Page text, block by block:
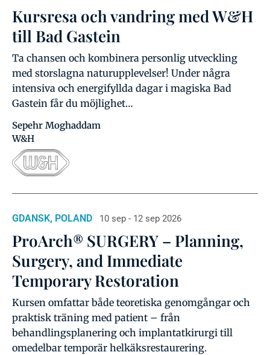
Kursresa och vandring med W&H
till Bad Gastein
Ta chansen och kombinera personlig utveckling
med storslagna naturupplevelser! Under några
intensiva och energifyllda dagar i magiska Bad
Gastein får du möjlighet…
Sepehr Moghaddam
W&H
GDANSK, POLAND 10 sep - 12 sep 2026
ProArch® SURGERY – Planning,
Surgery, and Immediate
Temporary Restoration
Kursen omfattar både teoretiska genomgångar och
praktisk träning med patient – från
behandlingsplanering och implantatkirurgi till
omedelbar temporär helkäksrestaurering.